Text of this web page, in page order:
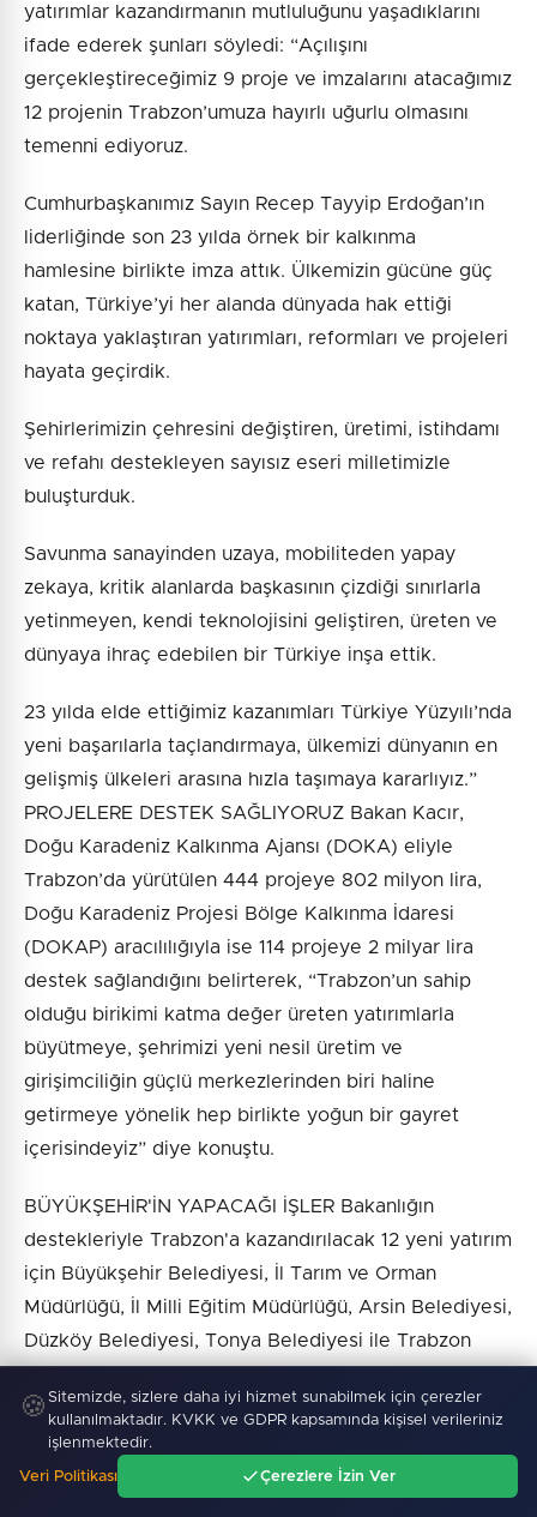
yatırımlar kazandırmanın mutluluğunu yaşadıklarını
ifade ederek şunları söyledi: “Açılışını
gerçekleştireceğimiz 9 proje ve imzalarını atacağımız
12 projenin Trabzon’umuza hayırlı uğurlu olmasını
temenni ediyoruz.
Cumhurbaşkanımız Sayın Recep Tayyip Erdoğan’ın
liderliğinde son 23 yılda örnek bir kalkınma
hamlesine birlikte imza attık. Ülkemizin gücüne güç
katan, Türkiye’yi her alanda dünyada hak ettiği
noktaya yaklaştıran yatırımları, reformları ve projeleri
hayata geçirdik.
Şehirlerimizin çehresini değiştiren, üretimi, istihdamı
ve refahı destekleyen sayısız eseri milletimizle
buluşturduk.
Savunma sanayinden uzaya, mobiliteden yapay
zekaya, kritik alanlarda başkasının çizdiği sınırlarla
yetinmeyen, kendi teknolojisini geliştiren, üreten ve
dünyaya ihraç edebilen bir Türkiye inşa ettik.
23 yılda elde ettiğimiz kazanımları Türkiye Yüzyılı’nda
yeni başarılarla taçlandırmaya, ülkemizi dünyanın en
gelişmiş ülkeleri arasına hızla taşımaya kararlıyız.”
PROJELERE DESTEK SAĞLIYORUZ Bakan Kacır,
Doğu Karadeniz Kalkınma Ajansı (DOKA) eliyle
Trabzon’da yürütülen 444 projeye 802 milyon lira,
Doğu Karadeniz Projesi Bölge Kalkınma İdaresi
(DOKAP) aracılılığıyla ise 114 projeye 2 milyar lira
destek sağlandığını belirterek, “Trabzon’un sahip
olduğu birikimi katma değer üreten yatırımlarla
büyütmeye, şehrimizi yeni nesil üretim ve
girişimciliğin güçlü merkezlerinden biri haline
getirmeye yönelik hep birlikte yoğun bir gayret
içerisindeyiz” diye konuştu.
BÜYÜKŞEHİR'İN YAPACAĞI İŞLER Bakanlığın
destekleriyle Trabzon'a kazandırılacak 12 yeni yatırım
için Büyükşehir Belediyesi, İl Tarım ve Orman
Müdürlüğü, İl Milli Eğitim Müdürlüğü, Arsin Belediyesi,
Düzköy Belediyesi, Tonya Belediyesi ile Trabzon
imzalandı.
Protokol kapsamında Büyükşehir Belediyesi, Fındık
Kurutma Tesisi, Maçka Ocaklı Lişer Yayla Şolma
🍪 Sitemizde, sizlere daha iyi hizmet sunabilmek için çerezler
kullanılmaktadır. KVKK ve GDPR kapsamında kişisel verileriniz
işlenmektedir.
Veri Politikası Çerezlere İzin Ver
Gündem Ara Menü